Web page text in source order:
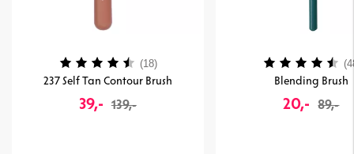
237 Self Tan Contour Brush
39,- 139,-
Vurdering: (18)
Blending Brush
20,- 89,-
Vurdering: